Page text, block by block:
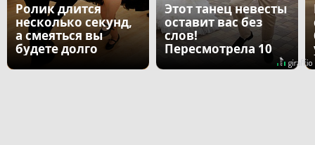
Ролик длится
несколько секунд,
а смеяться вы
будете долго
Этот танец невесты
оставит вас без
слов!
Пересмотрела 10